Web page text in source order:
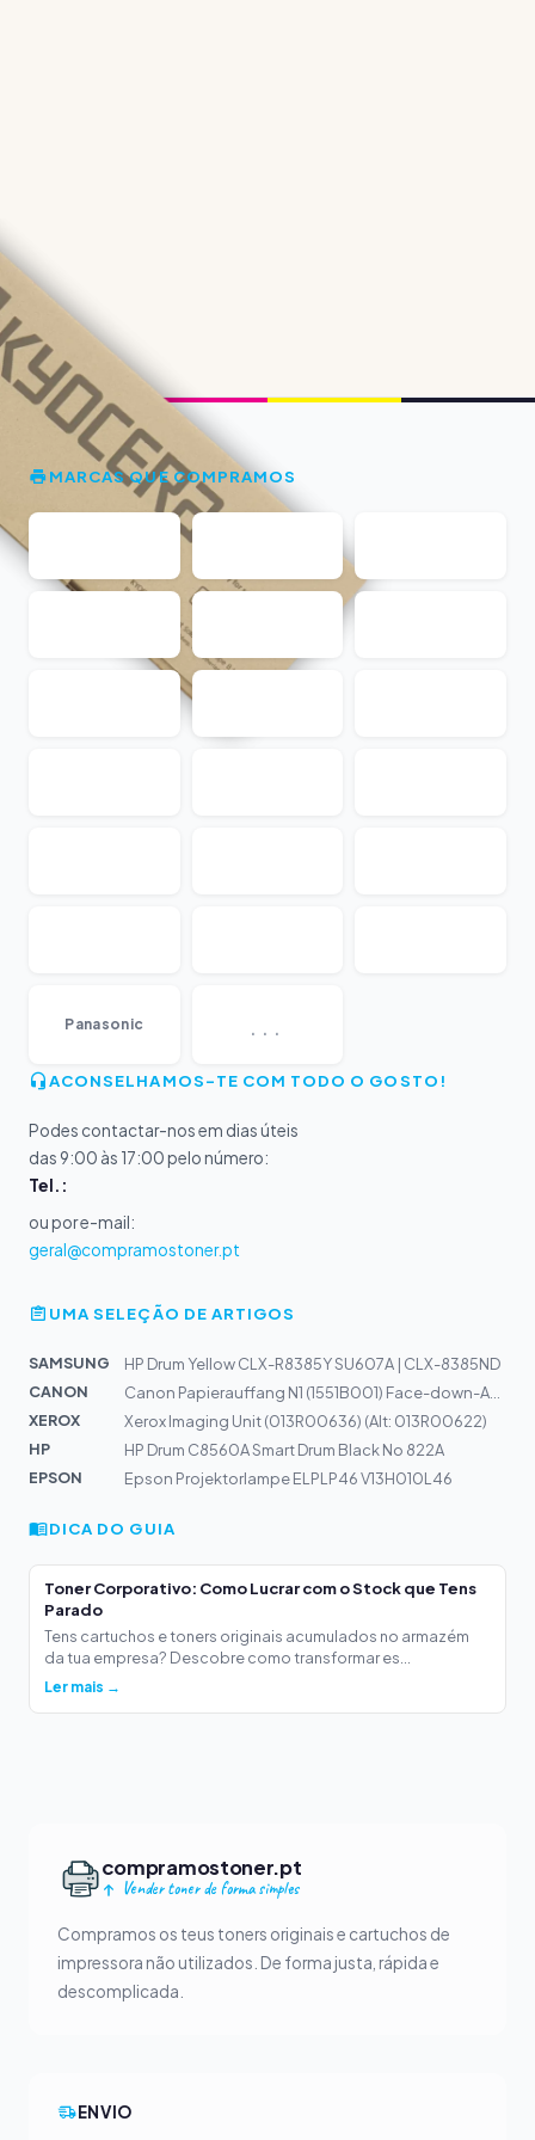
MARCAS QUE COMPRAMOS
Panasonic
ACONSELHAMOS-TE COM TODO O GOSTO!
Podes contactar-nos em dias úteis
das 9:00 às 17:00 pelo número:
Tel.:
ou por e-mail:
geral@compramostoner.pt
UMA SELEÇÃO DE ARTIGOS
SAMSUNG
HP Drum Yellow CLX-R8385Y SU607A | CLX-8385ND
CANON
XEROX
Xerox Imaging Unit (013R00636) (Alt: 013R00622)
HP
HP Drum C8560A Smart Drum Black No 822A
EPSON
Epson Projektorlampe ELPLP46 V13H010L46
DICA DO GUIA
Toner Corporativo: Como Lucrar com o Stock que Tens
Parado
Tens cartuchos e toners originais acumulados no armazém
da tua empresa? Descobre como transformar es...
Ler mais →
compramostoner.pt
Vender toner de forma simples
Compramos os teus toners originais e cartuchos de
impressora não utilizados. De forma justa, rápida e
descomplicada.
ENVIO